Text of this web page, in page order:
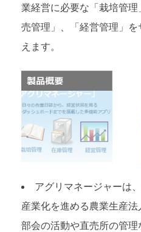
業経営に必要な「栽培管
売管理」、「経営管理」
えます。
アグリマネージャーは
産業化を進める農業生産
部会の活動や直売所の管